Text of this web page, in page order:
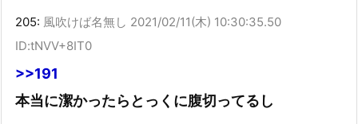
205: 風吹けば名無し 2021/02/11(木) 10:30:35.50
ID:tNVV+8IT0
>>191
本当に潔かったらとっくに腹切ってるし